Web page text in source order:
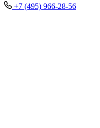
+7 (495) 966-28-56